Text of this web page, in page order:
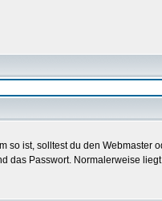
so ist, solltest du den Webmaster
das Passwort. Normalerweise